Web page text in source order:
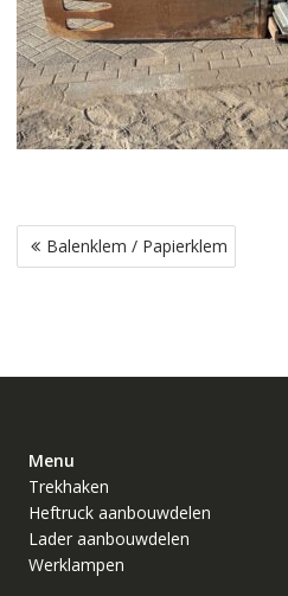
Bericht
navigatie
Balenklem / Papierklem
Menu
Trekhaken
Heftruck aanbouwdelen
Lader aanbouwdelen
Werklampen